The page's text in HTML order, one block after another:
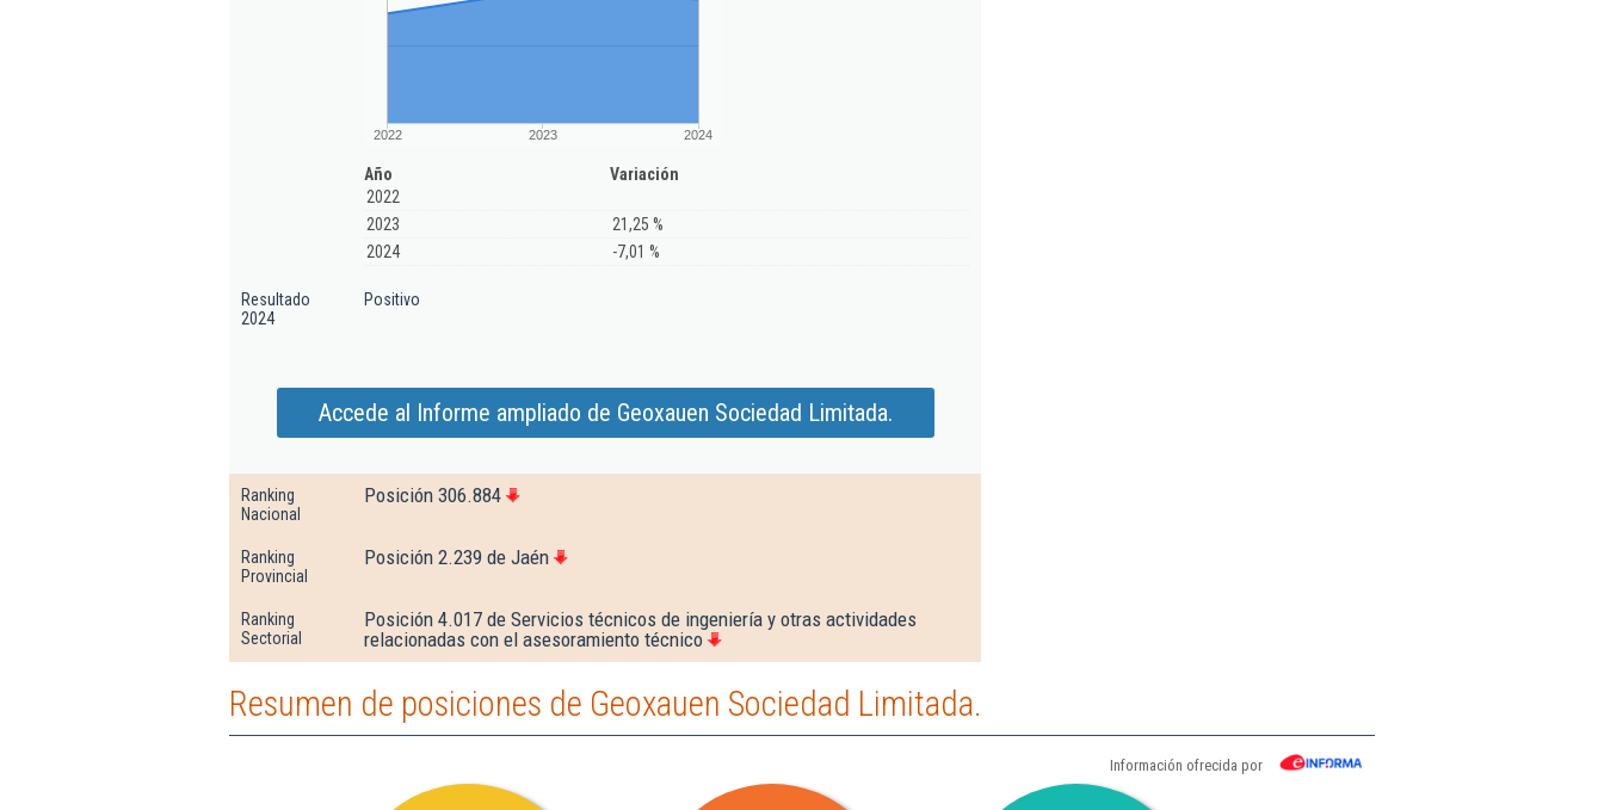
2022 2023 2024
Año
Variación
2022
2023
21,25 %
2024
-7,01 %
Resultado
2024
Positivo
Accede al Informe ampliado de Geoxauen Sociedad Limitada.
Ranking
Nacional
Posición 306.884
Ranking
Provincial
Posición 2.239 de Jaén
Ranking
Sectorial
Posición 4.017 de Servicios técnicos de ingeniería y otras actividades
relacionadas con el asesoramiento técnico
Resumen de posiciones de Geoxauen Sociedad Limitada.
Información ofrecida por